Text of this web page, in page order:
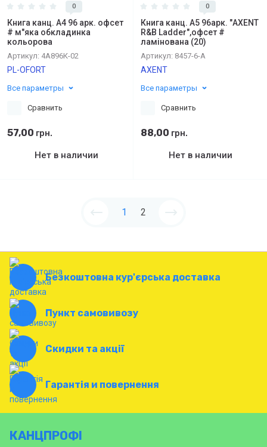
0
Книга канц. А4 96 арк. офсет
# м"яка обкладинка
кольорова
Артикул: 4А896К-02
PL-OFORT
Все параметры
Сравнить
57,00 грн.
Нет в наличии
0
Книга канц. А5 96арк. "AXENT
R&B Ladder",офсет #
ламінована (20)
Артикул: 8457-6-A
AXENT
Все параметры
Сравнить
88,00 грн.
Нет в наличии
1 2
Безкоштовна кур'єрська доставка
Пункт самовивозу
Скидки та акції
Гарантія и повернення
КАНЦПРОФІ